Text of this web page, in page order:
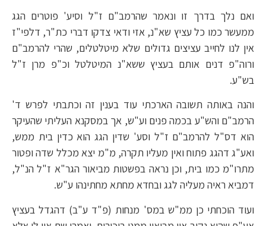
ואם נלך בדרך זו ונאמר שהרמב"ם ז"ל וסיע' פוטרים הגג
ממעשר כמו כל עציץ שא"נ, אזי ודאי צדקו דברי כת"ר, דלפי"ז
אין לנו לחייב עציצים גדולים שלא מיטלטלים, שהרי להרמב"ם
ורוה"פ דנים אותם בעציץ ששא"נ המיטלטל וכ"פ מרן ז"ל
בש"ע.
והנה באותה תשובה הארכתי עוד בענין זה וכתבתי לפרש ד'
הרמב"ם והש"ע בכמה פנים וע"ש, אך במסקנא העליתי שהעיקר
הוא דס"ל להרמב"ם ז"ל וסע' שדין הגג הוא כדין בית ממש,
ואע"ג דהגג פתוח ואין מעליו תקרה, מ"מ יצא מכלל שדה ופטור
מתרו"מ כמו בית, וכן נראה בפשטות מביאור הגר"א ז"ל הנ"ל,
דמביא ראיה מעליה לגג ובחדא מחתא מחתינהו ע"ש.
ועוד הוכחתי כן ממ"ש במס' מנחות (פ"ד ע"ב) דהגדל בעציץ